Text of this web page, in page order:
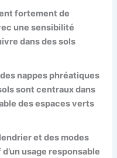
fortement de
une sensibilité
dans des sols
nappes phréatiques
sont centraux dans
des espaces verts
et des modes
usage responsable